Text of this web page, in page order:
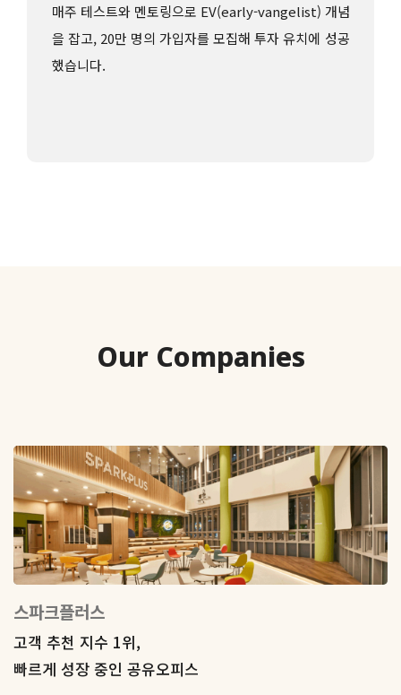
매주 테스트와 멘토링으로 EV(early-vangelist) 개념
을 잡고, 20만 명의 가입자를 모집해 투자 유치에 성공
했습니다.
Our Companies
스파크플러스
고객 추천 지수 1위,
빠르게 성장 중인 공유오피스